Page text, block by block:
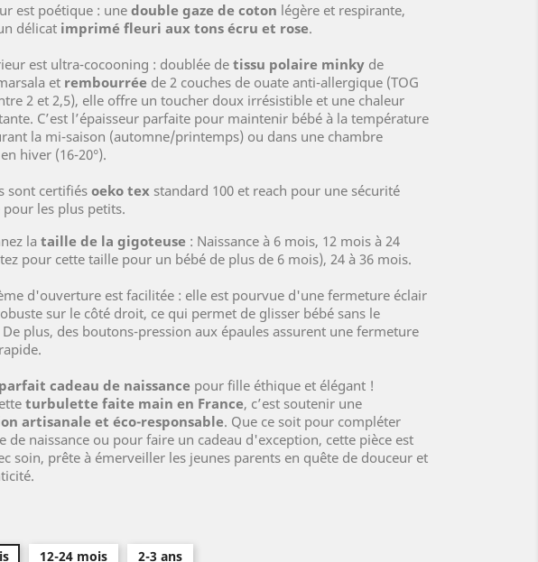
est poétique : une double gaze de coton légère et respirante,
délicat imprimé fleuri aux tons écru et rose.
est ultra-cocooning : doublée de tissu polaire minky de
et rembourrée de 2 couches de ouate anti-allergique (TOG
2 et 2,5), elle offre un toucher doux irrésistible et une chaleur
C’est l’épaisseur parfaite pour maintenir bébé à la température
la mi-saison (automne/printemps) ou dans une chambre
hiver (16-20°).
sont certifiés oeko tex standard 100 et reach pour une sécurité
les plus petits.
la taille de la gigoteuse : Naissance à 6 mois, 12 mois à 24
pour cette taille pour un bébé de plus de 6 mois), 24 à 36 mois.
d'ouverture est facilitée : elle est pourvue d'une fermeture éclair
sur le côté droit, ce qui permet de glisser bébé sans le
plus, des boutons-pression aux épaules assurent une fermeture
parfait cadeau de naissance pour fille éthique et élégant !
turbulette faite main en France, c’est soutenir une
artisanale et éco-responsable. Que ce soit pour compléter
de naissance ou pour faire un cadeau d'exception, cette pièce est
soin, prête à émerveiller les jeunes parents en quête de douceur et
12-24 mois 2-3 ans